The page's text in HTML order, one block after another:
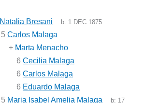
Natalia Bresani b: 1 DEC 1875
5 Carlos Malaga
+ Marta Menacho
6 Cecilia Malaga
6 Carlos Malaga
6 Eduardo Malaga
5 Maria Isabel Amelia Malaga b: 17